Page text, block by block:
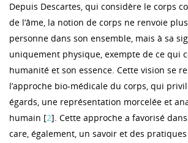
Depuis Descartes, qui considère le corps
de l’âme, la notion de corps ne renvoie
personne dans son ensemble, mais à sa
uniquement physique, exempte de ce qui
humanité et son essence. Cette vision se
l’approche bio-médicale du corps, qui
égards, une représentation morcelée et
humain [2]. Cette approche a favorisé
care, également, un savoir et des